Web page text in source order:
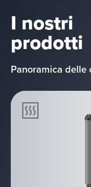
I nostri
prodotti
Panoramica delle